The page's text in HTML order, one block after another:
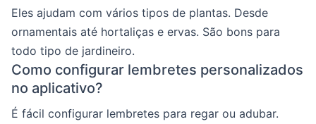
Eles ajudam com vários tipos de plantas. Desde
ornamentais até hortaliças e ervas. São bons para
todo tipo de jardineiro.
Como configurar lembretes personalizados
no aplicativo?
É fácil configurar lembretes para regar ou adubar.